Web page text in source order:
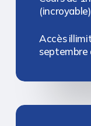
Accès
septembre